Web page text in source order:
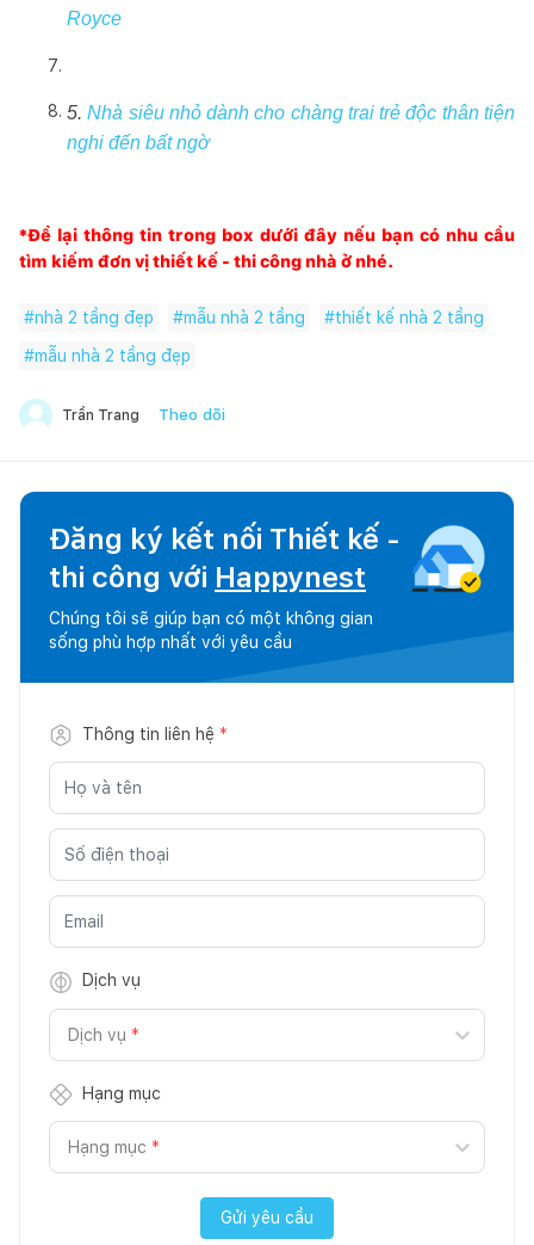
Royce
5.Nhà‌ ‌siêu‌ ‌nhỏ‌ ‌dành‌ ‌cho‌ ‌chàng‌ ‌trai‌ ‌trẻ‌ ‌độc‌ ‌thân‌ ‌tiện‌
‌nghi‌ ‌đến‌ ‌bất‌ ‌ngờ‌
*Để lại thông tin trong box dưới đây nếu bạn có nhu cầu
tìm kiếm đơn vị thiết kế - thi công nhà ở nhé.
#nhà 2 tầng đẹp #mẫu nhà 2 tầng #thiết kế nhà 2 tầng
#mẫu nhà 2 tầng đẹp
Trần Trang Theo dõi
Đăng ký kết nối Thiết kế -
thi công với Happynest
Chúng tôi sẽ giúp bạn có một không gian
sống phù hợp nhất với yêu cầu
Thông tin liên hệ *
Dịch vụ
Dịch vụ *
Hạng mục
Hạng mục *
Gửi yêu cầu